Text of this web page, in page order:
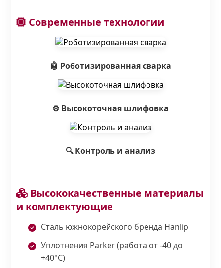
Современные технологии
🤖 Роботизированная сварка
⚙️ Высокоточная шлифовка
🔍 Контроль и анализ
Высококачественные материалы
и комплектующие
Сталь южнокорейского бренда Hanlip
Уплотнения Parker (работа от -40 до
+40°С)